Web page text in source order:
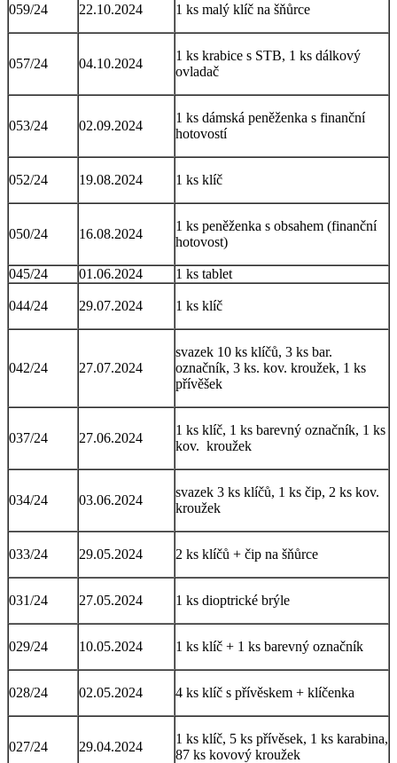
059/24 22.10.2024 1 ks malý klíč na šňůrce
057/24 04.10.2024
1 ks krabice s STB, 1 ks dálkový
ovladač
053/24 02.09.2024
1 ks dámská peněženka s finanční
hotovostí
052/24 19.08.2024 1 ks klíč
050/24 16.08.2024
1 ks peněženka s obsahem (finanční
hotovost)
045/24 01.06.2024 1 ks tablet
044/24 29.07.2024 1 ks klíč
042/24 27.07.2024
svazek 10 ks klíčů, 3 ks bar.
označník, 3 ks. kov. kroužek, 1 ks
přívěšek
037/24 27.06.2024
1 ks klíč, 1 ks barevný označník, 1 ks
kov. kroužek
034/24 03.06.2024
svazek 3 ks klíčů, 1 ks čip, 2 ks kov.
kroužek
033/24 29.05.2024 2 ks klíčů + čip na šňůrce
031/24 27.05.2024 1 ks dioptrické brýle
029/24 10.05.2024 1 ks klíč + 1 ks barevný označník
028/24 02.05.2024 4 ks klíč s přívěskem + klíčenka
027/24 29.04.2024
1 ks klíč, 5 ks přívěsek, 1 ks karabina,
87 ks kovový kroužek